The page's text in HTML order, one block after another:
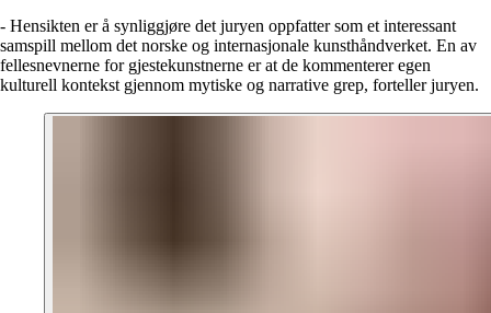
- Hensikten er å synliggjøre det juryen oppfatter som et interessant
samspill mellom det norske og internasjonale kunsthåndverket. En av
fellesnevnerne for gjestekunstnerne er at de kommenterer egen
kulturell kontekst gjennom mytiske og narrative grep, forteller juryen.